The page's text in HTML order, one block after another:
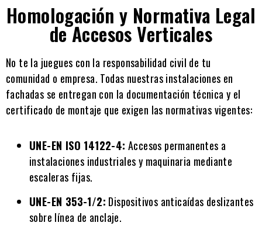
Homologación y Normativa Legal
de Accesos Verticales
No te la juegues con la responsabilidad civil de tu
comunidad o empresa. Todas nuestras instalaciones en
fachadas se entregan con la documentación técnica y el
certificado de montaje que exigen las normativas vigentes:
UNE-EN ISO 14122-4: Accesos permanentes a
instalaciones industriales y maquinaria mediante
escaleras fijas.
UNE-EN 353-1/2: Dispositivos anticaídas deslizantes
sobre línea de anclaje.